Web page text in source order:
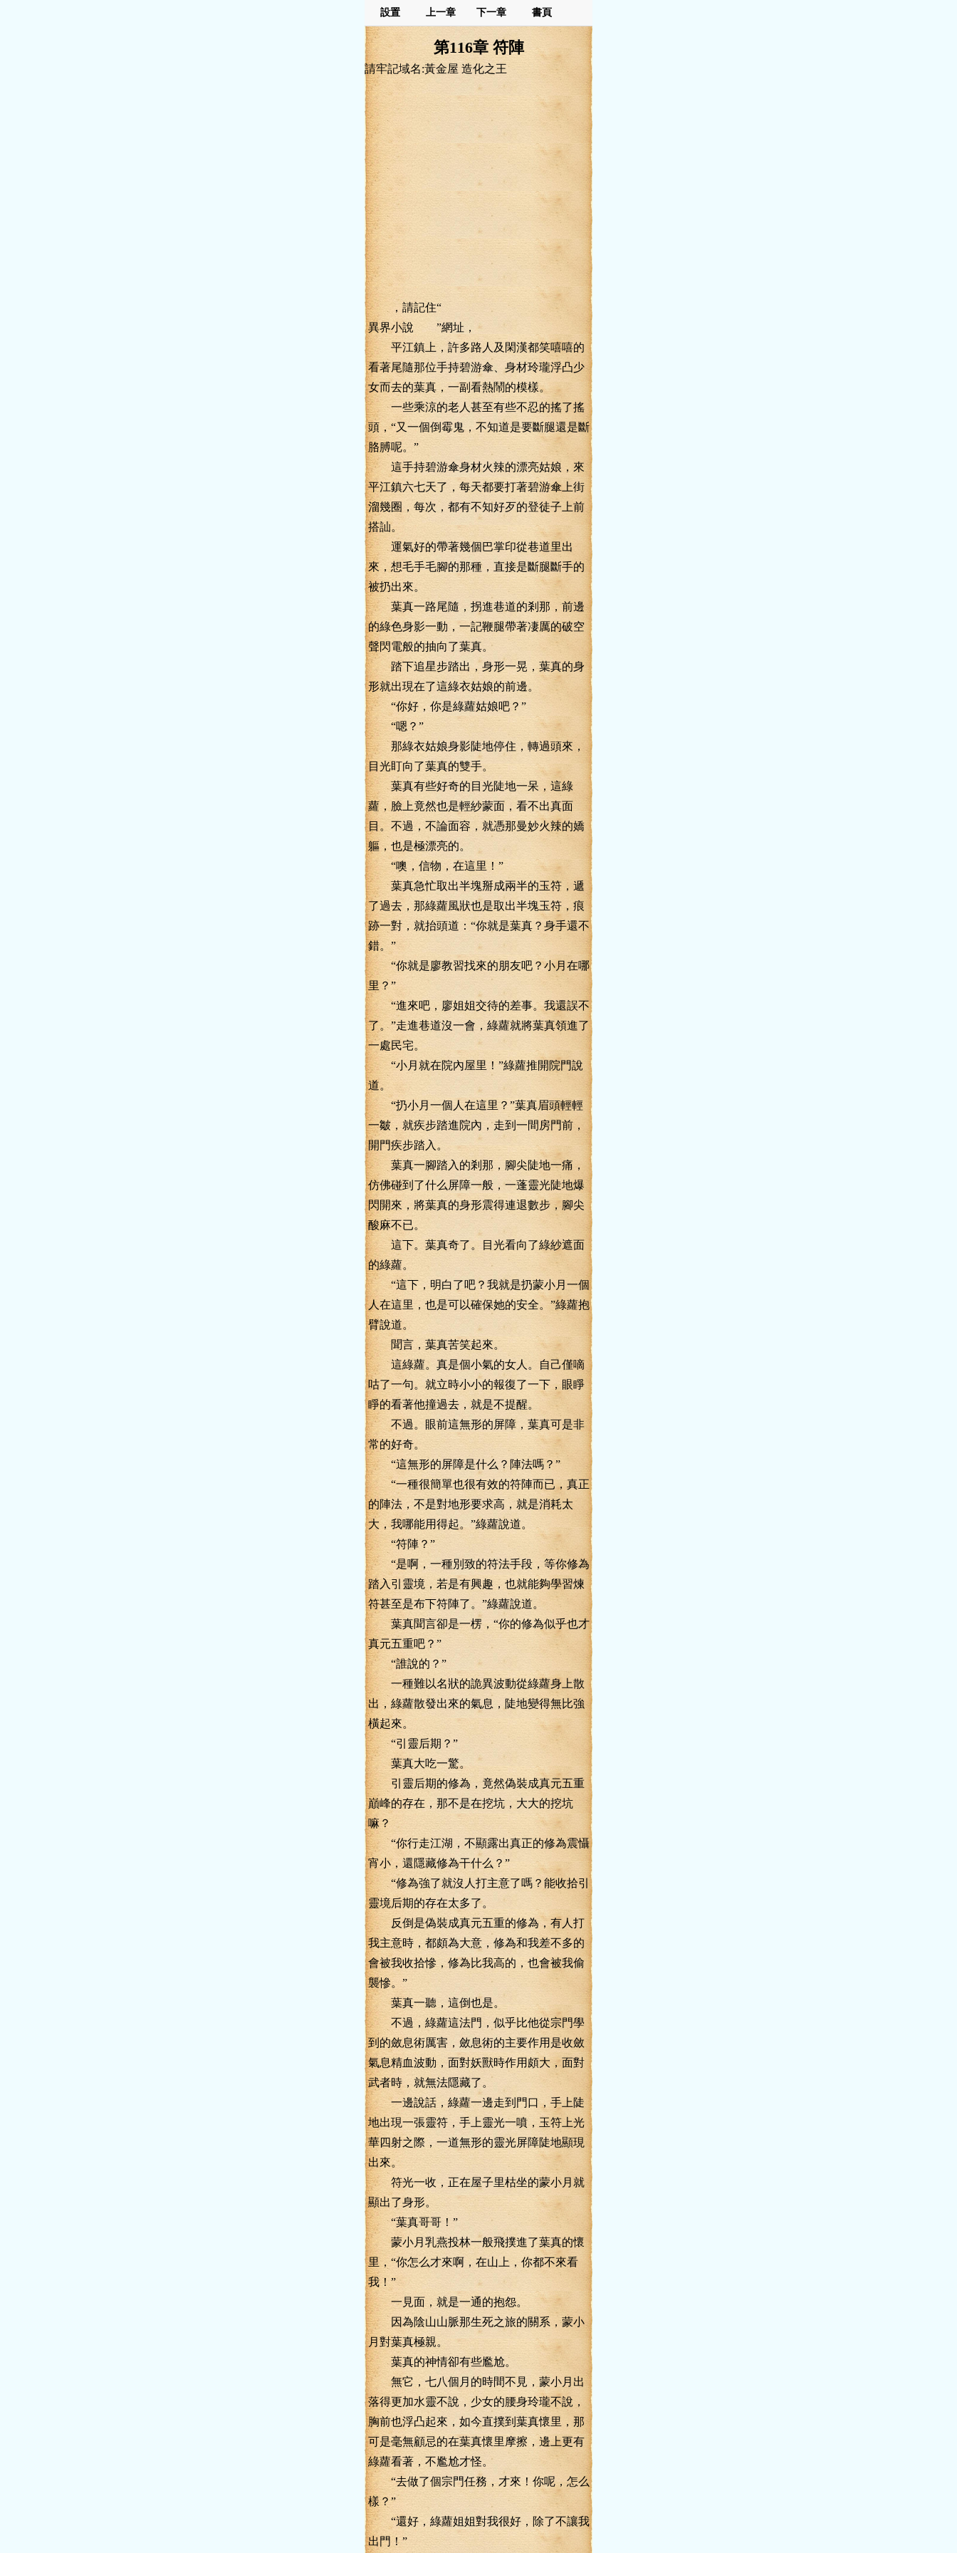
設置 上一章 下一章 書頁
第116章 符陣
請牢記域名:黃金屋 造化之王
，請記住“
異界小說 ”網址，
平江鎮上，許多路人及閑漢都笑嘻嘻的
看著尾隨那位手持碧游傘、身材玲瓏浮凸少
女而去的葉真，一副看熱鬧的模樣。
一些乘涼的老人甚至有些不忍的搖了搖
頭，“又一個倒霉鬼，不知道是要斷腿還是斷
胳膊呢。”
這手持碧游傘身材火辣的漂亮姑娘，來
平江鎮六七天了，每天都要打著碧游傘上街
溜幾圈，每次，都有不知好歹的登徒子上前
搭訕。
運氣好的帶著幾個巴掌印從巷道里出
來，想毛手毛腳的那種，直接是斷腿斷手的
被扔出來。
葉真一路尾隨，拐進巷道的剎那，前邊
的綠色身影一動，一記鞭腿帶著凄厲的破空
聲閃電般的抽向了葉真。
踏下追星步踏出，身形一晃，葉真的身
形就出現在了這綠衣姑娘的前邊。
“你好，你是綠蘿姑娘吧？”
“嗯？”
那綠衣姑娘身影陡地停住，轉過頭來，
目光盯向了葉真的雙手。
葉真有些好奇的目光陡地一呆，這綠
蘿，臉上竟然也是輕紗蒙面，看不出真面
目。不過，不論面容，就憑那曼妙火辣的嬌
軀，也是極漂亮的。
“噢，信物，在這里！”
葉真急忙取出半塊掰成兩半的玉符，遞
了過去，那綠蘿風狀也是取出半塊玉符，痕
跡一對，就抬頭道：“你就是葉真？身手還不
錯。”
“你就是廖教習找來的朋友吧？小月在哪
里？”
“進來吧，廖姐姐交待的差事。我還誤不
了。”走進巷道沒一會，綠蘿就將葉真領進了
一處民宅。
“小月就在院內屋里！”綠蘿推開院門說
道。
“扔小月一個人在這里？”葉真眉頭輕輕
一皺，就疾步踏進院內，走到一間房門前，
開門疾步踏入。
葉真一腳踏入的剎那，腳尖陡地一痛，
仿佛碰到了什么屏障一般，一蓬靈光陡地爆
閃開來，將葉真的身形震得連退數步，腳尖
酸麻不已。
這下。葉真奇了。目光看向了綠紗遮面
的綠蘿。
“這下，明白了吧？我就是扔蒙小月一個
人在這里，也是可以確保她的安全。”綠蘿抱
臂說道。
聞言，葉真苦笑起來。
這綠蘿。真是個小氣的女人。自己僅嘀
咕了一句。就立時小小的報復了一下，眼睜
睜的看著他撞過去，就是不提醒。
不過。眼前這無形的屏障，葉真可是非
常的好奇。
“這無形的屏障是什么？陣法嗎？”
“一種很簡單也很有效的符陣而已，真正
的陣法，不是對地形要求高，就是消耗太
大，我哪能用得起。”綠蘿說道。
“符陣？”
“是啊，一種別致的符法手段，等你修為
踏入引靈境，若是有興趣，也就能夠學習煉
符甚至是布下符陣了。”綠蘿說道。
葉真聞言卻是一楞，“你的修為似乎也才
真元五重吧？”
“誰說的？”
一種難以名狀的詭異波動從綠蘿身上散
出，綠蘿散發出來的氣息，陡地變得無比強
橫起來。
“引靈后期？”
葉真大吃一驚。
引靈后期的修為，竟然偽裝成真元五重
巔峰的存在，那不是在挖坑，大大的挖坑
嘛？
“你行走江湖，不顯露出真正的修為震懾
宵小，還隱藏修為干什么？”
“修為強了就沒人打主意了嗎？能收拾引
靈境后期的存在太多了。
反倒是偽裝成真元五重的修為，有人打
我主意時，都頗為大意，修為和我差不多的
會被我收拾慘，修為比我高的，也會被我偷
襲慘。”
葉真一聽，這倒也是。
不過，綠蘿這法門，似乎比他從宗門學
到的斂息術厲害，斂息術的主要作用是收斂
氣息精血波動，面對妖獸時作用頗大，面對
武者時，就無法隱藏了。
一邊說話，綠蘿一邊走到門口，手上陡
地出現一張靈符，手上靈光一噴，玉符上光
華四射之際，一道無形的靈光屏障陡地顯現
出來。
符光一收，正在屋子里枯坐的蒙小月就
顯出了身形。
“葉真哥哥！”
蒙小月乳燕投林一般飛撲進了葉真的懷
里，“你怎么才來啊，在山上，你都不來看
我！”
一見面，就是一通的抱怨。
因為陰山山脈那生死之旅的關系，蒙小
月對葉真極親。
葉真的神情卻有些尷尬。
無它，七八個月的時間不見，蒙小月出
落得更加水靈不說，少女的腰身玲瓏不說，
胸前也浮凸起來，如今直撲到葉真懷里，那
可是毫無顧忌的在葉真懷里摩擦，邊上更有
綠蘿看著，不尷尬才怪。
“去做了個宗門任務，才來！你呢，怎么
樣？”
“還好，綠蘿姐姐對我很好，除了不讓我
出門！”